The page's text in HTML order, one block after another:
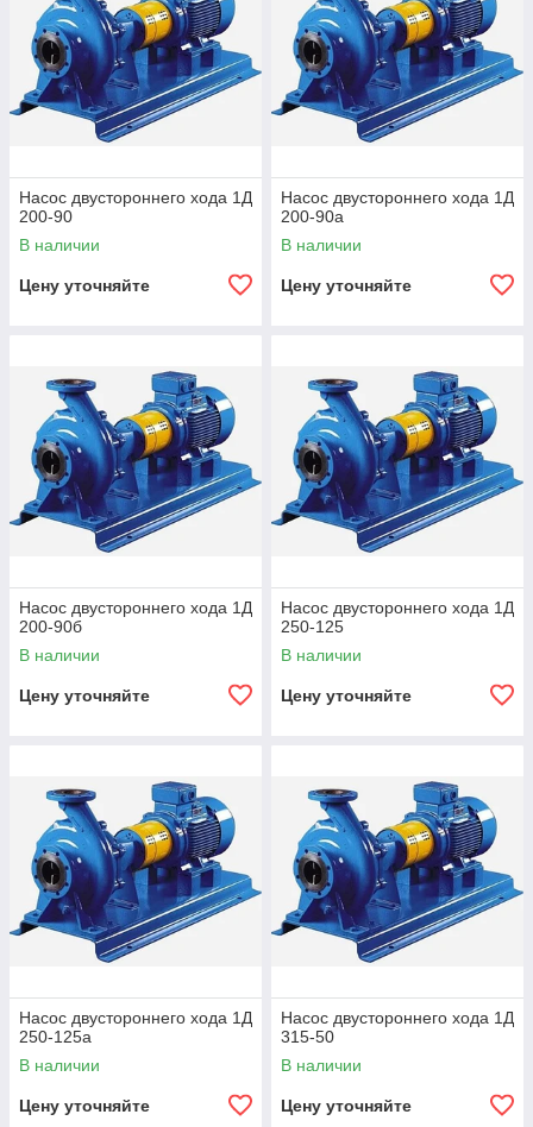
Насос двустороннего хода 1Д
200-90
В наличии
Цену уточняйте
Насос двустороннего хода 1Д
200-90а
В наличии
Цену уточняйте
Насос двустороннего хода 1Д
200-90б
В наличии
Цену уточняйте
Насос двустороннего хода 1Д
250-125
В наличии
Цену уточняйте
Насос двустороннего хода 1Д
250-125а
В наличии
Цену уточняйте
Насос двустороннего хода 1Д
315-50
В наличии
Цену уточняйте